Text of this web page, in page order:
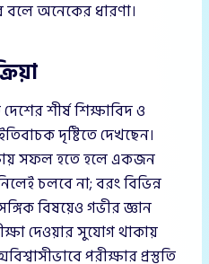
বলে অনেকের ধারণা।
দেশের শীর্ষ শিক্ষাবিদ ও
দৃষ্টিতে দেখছেন।
সফল হতে হলে একজন
চলবে না; বরং বিভিন্ন
বিষয়েও গভীর জ্ঞান
দেওয়ার সুযোগ থাকায়
পরীক্ষার প্রস্তুতি